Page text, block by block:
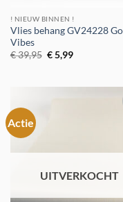
! NIEUW BINNEN !
Vlies behang GV24228
Vibes
€39,95 Oorspronkelijke
prijs
€5,99Huidige
Actie
UITVERKOCHT